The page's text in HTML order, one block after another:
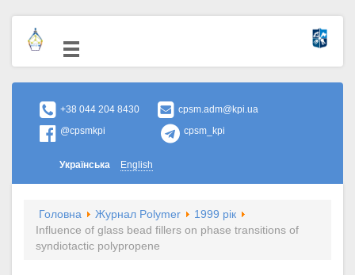
+38 044 204 8430
cpsm.adm@kpi.ua
@cpsmkpi
cpsm_kpi
Українська English
Головна Журнал Polymer
1999 рік
Influence of glass bead fillers on phase transitions of
syndiotactic polypropene